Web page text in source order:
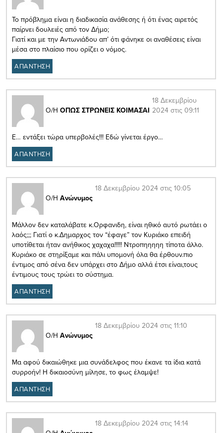
Το πρόβλημα είναι η διαδικασία ανάθεσης ή ότι ένας αιρετός
παίρνει δουλειές από τον Δήμο;
Γιατί και με την Αντωνιάδου απ’ ότι φάνηκε οι αναθέσεις είναι
μέσα στο πλαίσιο που ορίζει ο νόμος.
ΑΠΑΝΤΗΣΗ
Ο/Η ΟΠΩΣ ΣΤΡΩΝΕΙΣ ΚΟΙΜΑΣΑΙ
18 Δεκεμβρίου
2024 στις 09:11
E… εντάξει τώρα υπερβολές!!! Εδώ γίνεται έργο…
ΑΠΑΝΤΗΣΗ
Ο/Η Ανώνυμος
18 Δεκεμβρίου 2024 στις 10:05
Μάλλον δεν καταλάβατε κ.Ορφανιδη, είναι ηθικό αυτό ρωτάει ο
λαός;;; Γιατί ο κ.Δημαρχος τον “έφαγε” τον Κυριάκο επειδή
υποτίθεται ήταν ανήθικος χαχαχα!!!!! Ντροπηηηηη τίποτα άλλο.
Κυριάκο σε στηρίξαμε και πάλι υπομονή όλα θα έρθουν.πιο
έντιμος από σένα δεν υπάρχει στο Δήμο αλλά έτσι είναι,τους
έντιμους τους τρώει το σύστημα.
ΑΠΑΝΤΗΣΗ
Ο/Η Ανώνυμος
18 Δεκεμβρίου 2024 στις 11:10
Μα αφού δικαιώθηκε μια συνάδελφος που έκανε τα ίδια κατά
συρροήν! Η δικαιοσύνη μίλησε, το φως έλαμψε!
ΑΠΑΝΤΗΣΗ
18 Δεκεμβρίου 2024 στις 14:14